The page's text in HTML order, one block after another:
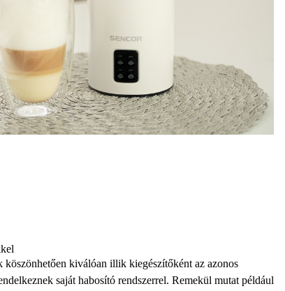
kiválóan illik kiegészítőként az azonos
saját habosító rendszerrel. Remekül mutat például